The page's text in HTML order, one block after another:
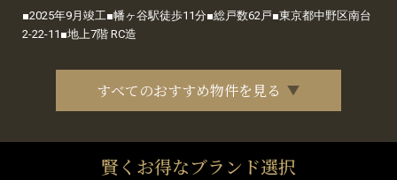
■2025年9月竣工■幡ヶ谷駅徒歩11分■総戸数62戸■東京都中野区南台
2-22-11■地上7階 RC造
すべてのおすすめ物件を見る
賢くお得なブランド選択